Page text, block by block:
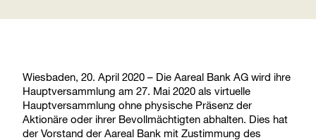
Wiesbaden, 20. April 2020 – Die Aareal Bank AG wird ihre
Hauptversammlung am 27. Mai 2020 als virtuelle
Hauptversammlung ohne physische Präsenz der
Aktionäre oder ihrer Bevollmächtigten abhalten. Dies hat
der Vorstand der Aareal Bank mit Zustimmung des